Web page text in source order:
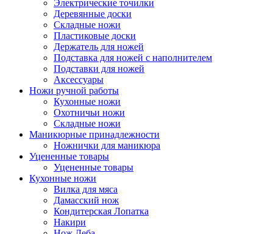
Электрические точилки
Деревянные доски
Складные ножи
Пластиковые доски
Держатель для ножей
Подставка для ножей с наполнителем
Подставки для ножей
Аксессуары
Ножи ручной работы
Кухонные ножи
Охотничьи ножи
Складные ножи
Маникюрные принадлежности
Ножнички для маникюра
Уцененные товары
Уцененные товары
Кухонные ножи
Вилка для мяса
Дамасский нож
Кондитерская Лопатка
Накири